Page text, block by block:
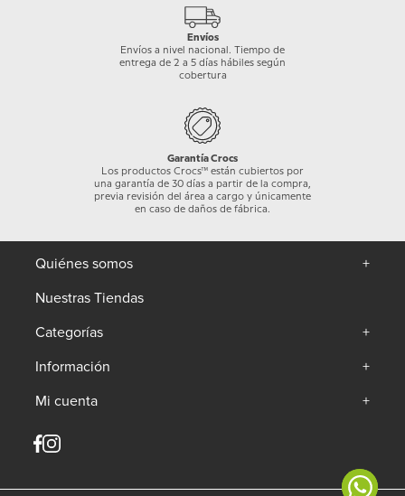
Envíos
Envíos a nivel nacional. Tiempo de
entrega de 2 a 5 días hábiles según
cobertura
Garantía Crocs
Los productos Crocs™ están cubiertos por
una garantía de 30 días a partir de la compra,
previa revisión del área a cargo y únicamente
en caso de daños de fábrica.
Quiénes somos
+
Nuestras Tiendas
Categorías
+
Información
+
Mi cuenta
+